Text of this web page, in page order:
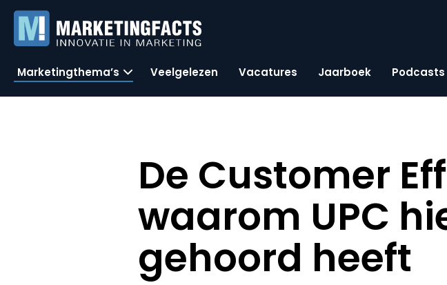
Marketingthema’s Veelgelezen Vacatures Jaarboek Podcasts
De Customer
waarom UPC
gehoord heeft